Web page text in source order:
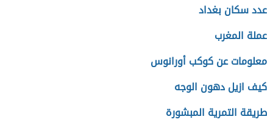
عدد سكان بغداد
عملة المغرب
معلومات عن كوكب أورانوس
كيف ازيل دهون الوجه
طريقة التمرية المبشورة